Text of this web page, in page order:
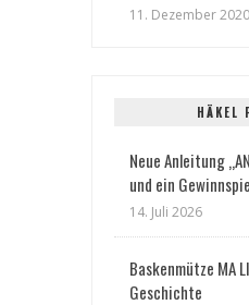
11. Dezember 2020
HÄKEL
Neue Anleitung
und ein
14. Juli 2026
Baskenmütze MA
Geschichte